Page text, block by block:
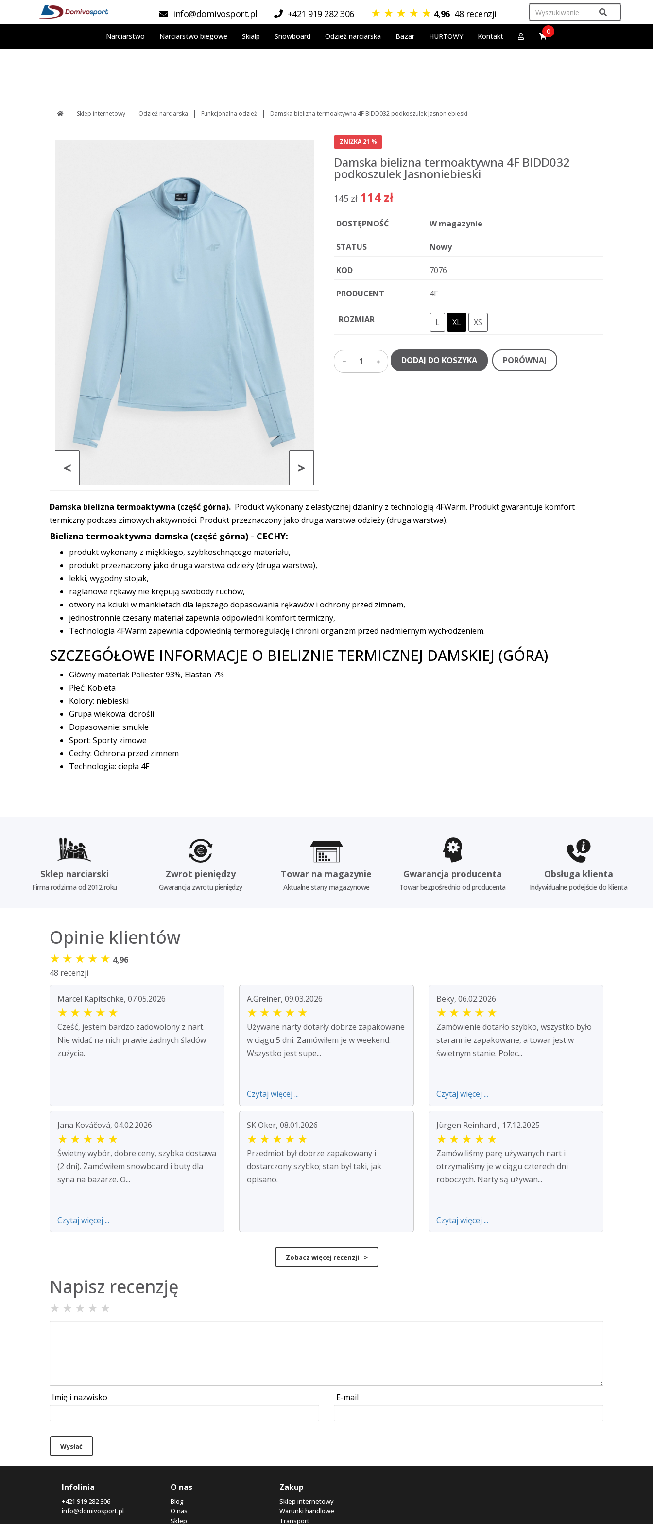
info@domivosport.pl +421 919 282 306 ★ ★ ★ ★ ★ 4,96 48 recenzji
Narciarstwo Narciarstwo biegowe Skialp Snowboard Odzież narciarska Bazar HURTOWY Kontakt
0
Sklep internetowy Odzież narciarska Funkcjonalna odzież Damska bielizna termoaktywna 4F BIDD032 podkoszulek Jasnoniebieski
>
<
ZNIŻKA 21 %
Damska bielizna termoaktywna 4F BIDD032
podkoszulek Jasnoniebieski
145 zł 114 zł
DOSTĘPNOŚĆ W magazynie
STATUS Nowy
KOD 7076
PRODUCENT 4F
ROZMIAR L XL XS
1 DODAJ DO KOSZYKA PORÓWNAJ
Damska bielizna termoaktywna (część górna). Produkt wykonany z elastycznej dzianiny z technologią 4FWarm. Produkt gwarantuje komfort
termiczny podczas zimowych aktywności. Produkt przeznaczony jako druga warstwa odzieży (druga warstwa).
Bielizna termoaktywna damska (część górna) - CECHY:
produkt wykonany z miękkiego, szybkoschnącego materiału,
produkt przeznaczony jako druga warstwa odzieży (druga warstwa),
lekki, wygodny stojak,
raglanowe rękawy nie krępują swobody ruchów,
otwory na kciuki w mankietach dla lepszego dopasowania rękawów i ochrony przed zimnem,
jednostronnie czesany materiał zapewnia odpowiedni komfort termiczny,
Technologia 4FWarm zapewnia odpowiednią termoregulację i chroni organizm przed nadmiernym wychłodzeniem.
SZCZEGÓŁOWE INFORMACJE O BIELIZNIE TERMICZNEJ DAMSKIEJ (GÓRA)
Główny materiał: Poliester 93%, Elastan 7%
Płeć: Kobieta
Kolory: niebieski
Grupa wiekowa: dorośli
Dopasowanie: smukłe
Sport: Sporty zimowe
Cechy: Ochrona przed zimnem
Technologia: ciepła 4F
Sklep narciarski
Firma rodzinna od 2012 roku
Zwrot pieniędzy
Gwarancja zwrotu pieniędzy
Towar na magazynie
Aktualne stany magazynowe
Gwarancja producenta
Towar bezpośrednio od producenta
Obsługa klienta
Indywidualne podejście do klienta
Opinie klientów
★ ★ ★ ★ ★ 4,96
48 recenzji
Marcel Kapitschke, 07.05.2026
★ ★ ★ ★ ★
Cześć, jestem bardzo zadowolony z nart.
Nie widać na nich prawie żadnych śladów
zużycia.
A.Greiner, 09.03.2026
★ ★ ★ ★ ★
Używane narty dotarły dobrze zapakowane
w ciągu 5 dni. Zamówiłem je w weekend.
Wszystko jest supe...
Czytaj więcej ...
Beky, 06.02.2026
★ ★ ★ ★ ★
Zamówienie dotarło szybko, wszystko było
starannie zapakowane, a towar jest w
świetnym stanie. Polec...
Czytaj więcej ...
Jana Kováčová, 04.02.2026
★ ★ ★ ★ ★
Świetny wybór, dobre ceny, szybka dostawa
(2 dni). Zamówiłem snowboard i buty dla
syna na bazarze. O...
Czytaj więcej ...
SK Oker, 08.01.2026
★ ★ ★ ★ ★
Przedmiot był dobrze zapakowany i
dostarczony szybko; stan był taki, jak
opisano.
Jürgen Reinhard , 17.12.2025
★ ★ ★ ★ ★
Zamówiliśmy parę używanych nart i
otrzymaliśmy je w ciągu czterech dni
roboczych. Narty są używan...
Czytaj więcej ...
Zobacz więcej recenzji >
Napisz recenzję
★ ★ ★ ★ ★
Imię i nazwisko E-mail
Wysłać
Infolinia
+421 919 282 306
info@domivosport.pl
O nas
Blog
O nas
Sklep
Zakup
Sklep internetowy
Warunki handlowe
Transport